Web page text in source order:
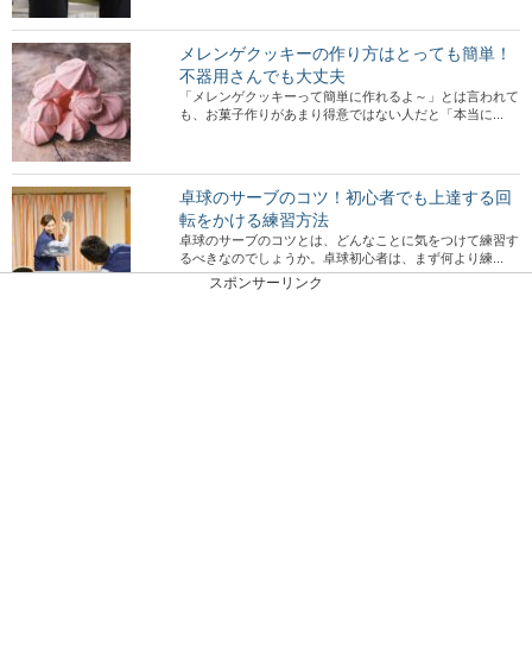
メレンゲクッキーの作り方はとっても簡単！
不器用さんでも大丈夫
「メレンゲクッキーって簡単に作れるよ～」とは言われて
も、お菓子作りがあまり得意ではない人だと「本当に...
卓球のサーブのコツ！初心者でも上達する回
転をかける練習方法
卓球のサーブのコツとは、どんなことに気をつけて練習す
るべきなのでしょうか。卓球初心者は、まず何より練...
スポンサーリンク